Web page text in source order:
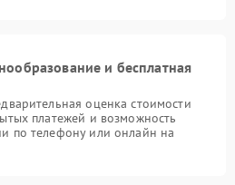
и бесплатная
оценка стоимости
платежей и возможность
по телефону или онлайн на